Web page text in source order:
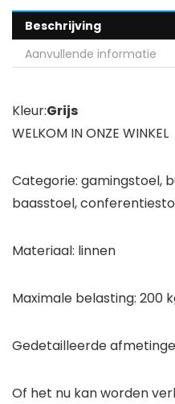
Beschrijving
Aanvullende informatie
Kleur:Grijs
WELKOM IN ONZE WINKEL
Categorie: gamingstoel,
baasstoel,
Materiaal: linnen
Maximale belasting: 200
Gedetailleerde
Of het nu kan worden